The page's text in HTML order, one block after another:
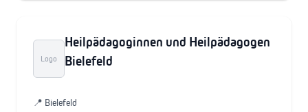
Logo
Heilpädagoginnen und Heilpädagogen
Bielefeld
📍 Bielefeld